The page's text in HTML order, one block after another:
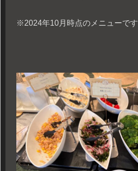
※2024年10月時点のメニューです